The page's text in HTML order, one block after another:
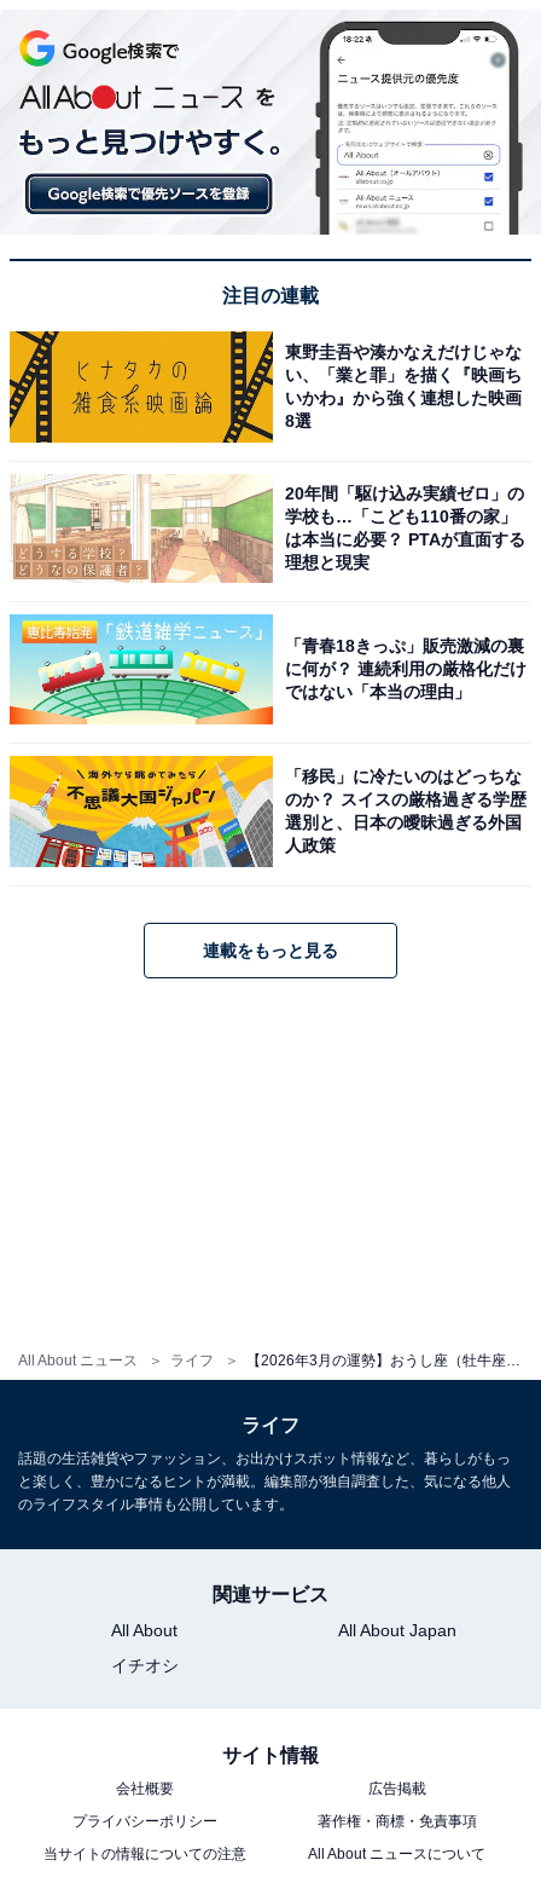
All About ニュース ライフ
【3月の運勢】しし座（獅子座）
【3月の運勢】おとめ座（乙女座）
【3月の運勢】てんびん座（天秤座）
【3月の運勢】さそり座（蠍座）
【3月の運勢】いて座（射手座）
【3月の運勢】やぎ座（山羊座）
【3月の運勢】みずがめ座（水瓶座）
【3月の運勢】うお座（魚座）
占い師：章月 綾乃
占い、心理テストの執筆、監修。雑誌、Web、広告
注目の連載
東野圭吾や湊かなえだけじゃな
い、「業と罪」を描く『映画ち
いかわ』から強く連想した映画
8選
20年間「駆け込み実績ゼロ」の
学校も…「こども110番の家」
は本当に必要？ PTAが直面する
理想と現実
「青春18きっぷ」販売激減の裏
に何が？ 連続利用の厳格化だけ
ではない「本当の理由」
「移民」に冷たいのはどっちな
のか？ スイスの厳格過ぎる学歴
選別と、日本の曖昧過ぎる外国
人政策
連載をもっと見る
ライフ
話題の生活雑貨やファッション、お出かけスポット情報など、暮らしがもっ
と楽しく、豊かになるヒントが満載。編集部が独自調査した、気になる他人
のライフスタイル事情も公開しています。
関連サービス
All About
All About Japan
イチオシ
サイト情報
会社概要
広告掲載
プライバシーポリシー
著作権・商標・免責事項
当サイトの情報についての注意
All About ニュースについて